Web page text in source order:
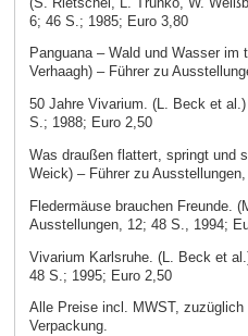
6; 46 S.; 1985; Euro 3,80
Panguana – Wald und Wasser im
Verhaagh) – Führer zu
50 Jahre Vivarium. (L. Beck et
S.; 1988; Euro 2,50
Was draußen flattert, springt und
Weick) – Führer zu
Fledermäuse brauchen Freunde.
Ausstellungen, 12; 48 S., 1994;
Vivarium Karlsruhe. (L. Beck et
48 S.; 1995; Euro 2,50
Alle Preise incl. MWST, zuzüglich
Verpackung.